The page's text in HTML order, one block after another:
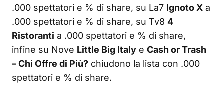
.000 spettatori e % di share, su La7 Ignoto X a
.000 spettatori e % di share, su Tv8 4
Ristoranti a .000 spettatori e % di share,
infine su Nove Little Big Italy e Cash or Trash
– Chi Offre di Più? chiudono la lista con .000
spettatori e % di share.